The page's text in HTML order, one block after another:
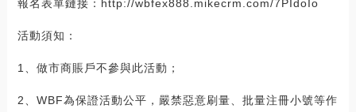
報名表單鏈接：http://wbfex888.mikecrm.com/7PIdoIo
活動須知：
1、做市商賬戶不參與此活動；
2、WBF為保證活動公平，嚴禁惡意刷量、批量注冊小號等作